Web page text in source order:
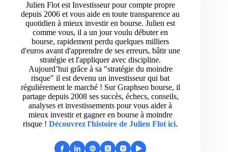
Julien Flot est Investisseur pour compte propre
depuis 2006 et vous aide en toute transparence au
quotidien à mieux investir en bourse. Julien est
comme vous, il a un jour voulu débuter en
bourse, rapidement perdu quelques milliers
d'euros avant d'apprendre de ses erreurs, bâtir une
stratégie et l'appliquer avec discipline.
Aujourd’hui grâce à sa "stratégie du moindre
risque" il est devenu un investisseur qui bat
régulièrement le marché ! Sur Graphseo bourse, il
partage depuis 2008 ses succès, échecs, conseils,
analyses et investissements pour vous aider à
mieux investir et gagner en bourse à moindre
risque ! Découvrez l'histoire de Julien Flot ici.